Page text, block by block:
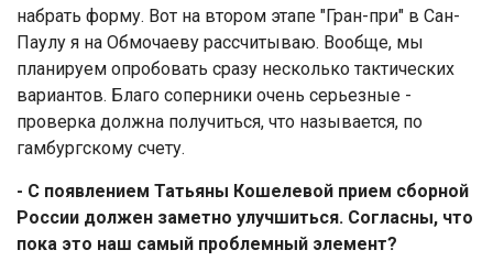
набрать форму. Вот на втором этапе "Гран-при" в Сан-
Паулу я на Обмочаеву рассчитываю. Вообще, мы
планируем опробовать сразу несколько тактических
вариантов. Благо соперники очень серьезные -
проверка должна получиться, что называется, по
гамбургскому счету.
- С появлением Татьяны Кошелевой прием сборной
России должен заметно улучшиться. Согласны, что
пока это наш самый проблемный элемент?